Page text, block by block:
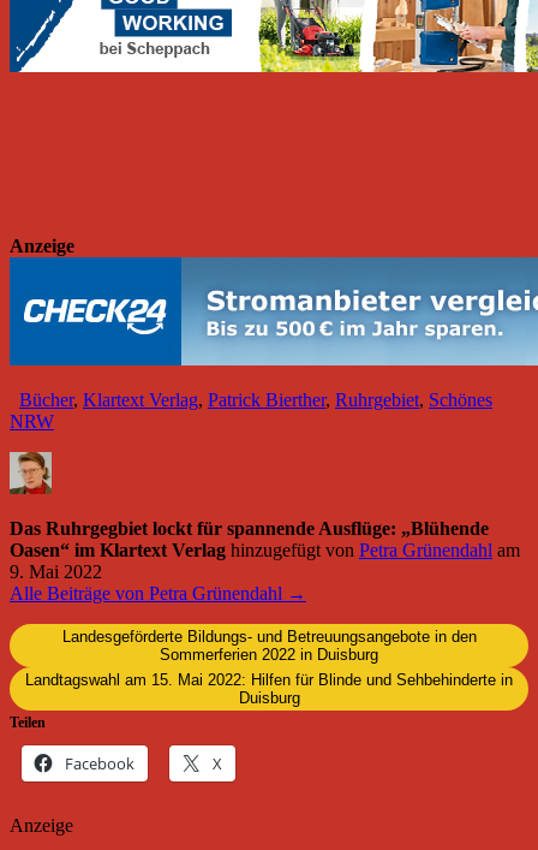
Anzeige
Bücher, Klartext Verlag, Patrick Bierther, Ruhrgebiet, Schönes
NRW
Das Ruhrgegbiet lockt für spannende Ausflüge: „Blühende
Oasen“ im Klartext Verlag hinzugefügt von Petra Grünendahl am
9. Mai 2022
Alle Beiträge von Petra Grünendahl →
Landesgeförderte Bildungs- und Betreuungsangebote in den
Sommerferien 2022 in Duisburg
Landtagswahl am 15. Mai 2022: Hilfen für Blinde und Sehbehinderte in
Duisburg
Teilen
Facebook X
Anzeige